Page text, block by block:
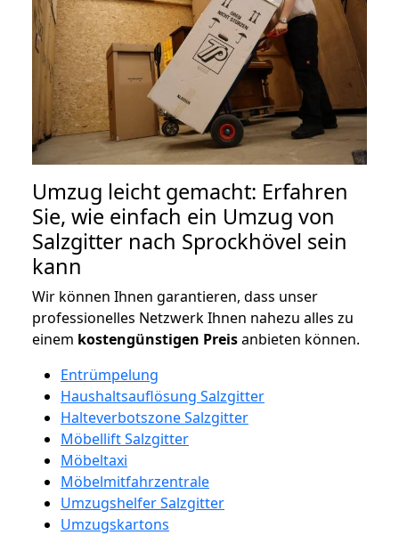
Umzug leicht gemacht: Erfahren
Sie, wie einfach ein Umzug von
Salzgitter nach Sprockhövel sein
kann
Wir können Ihnen garantieren, dass unser
professionelles Netzwerk Ihnen nahezu alles zu
einem kostengünstigen Preisanbieten können.
Entrümpelung
Haushaltsauflösung Salzgitter
Halteverbotszone Salzgitter
Möbellift Salzgitter
Möbeltaxi
Möbelmitfahrzentrale
Umzugshelfer Salzgitter
Umzugskartons